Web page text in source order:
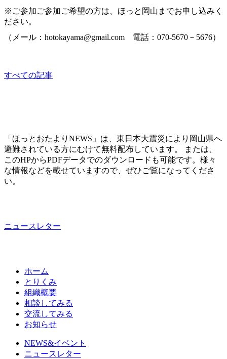
※ご参加ご参加ご希望の方は、ほっと岡山までお申し込みく
ださい。
（メール：hotokayama@gmail.com 電話：070-5670－5676）
すべての記事
「ほっとおたよりNEWS」は、東日本大震災により岡山県へ
避難されている方にむけて無料配布しています。 または、
このHPからPDFデータでのダウンロードも可能です。様々
な情報などを載せていますので、ぜひご覧になってくださ
い。
ニュースレター
ホーム
とりくみ
組織概要
相談してみる
交流してみる
お知らせ
NEWS&イベント
ニュースレター